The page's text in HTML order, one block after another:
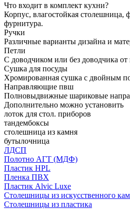
Что входит в комплект кухни?
Корпус, влагостойкая столешница,
фурнитура.
Ручки
Различные варианты дизайна и
Петли
С доводчиком или без доводчика
Сушка для посуды
Хромированная сушка с двойным
Направляющие пвш
Полновыдвижные шариковые
Дополнительно можно установить
лоток для стол. приборов
тандембоксы
столешница из камня
бутылочница
ЛДСП
Полотно АГТ (МДФ)
Пластик HPL
Пленка ПВХ
Пластик Alvic Luxe
Столешницы из искусственного
Столешницы из пластика